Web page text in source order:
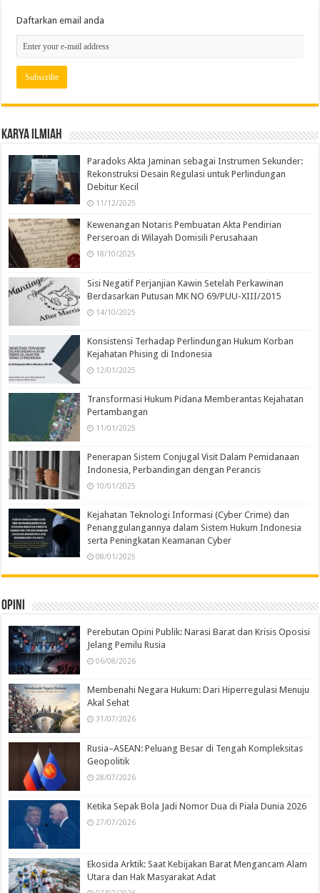
Daftarkan email anda
Karya Ilmiah
Paradoks Akta Jaminan sebagai Instrumen Sekunder:
Rekonstruksi Desain Regulasi untuk Perlindungan
Debitur Kecil
11/12/2025
Kewenangan Notaris Pembuatan Akta Pendirian
Perseroan di Wilayah Domisili Perusahaan
18/10/2025
Sisi Negatif Perjanjian Kawin Setelah Perkawinan
Berdasarkan Putusan MK NO 69/PUU-XIII/2015
14/10/2025
Konsistensi Terhadap Perlindungan Hukum Korban
Kejahatan Phising di Indonesia
12/01/2025
Transformasi Hukum Pidana Memberantas Kejahatan
Pertambangan
11/01/2025
Penerapan Sistem Conjugal Visit Dalam Pemidanaan
Indonesia, Perbandingan dengan Perancis
10/01/2025
Kejahatan Teknologi Informasi (Cyber Crime) dan
Penanggulangannya dalam Sistem Hukum Indonesia
serta Peningkatan Keamanan Cyber
08/01/2025
Opini
Perebutan Opini Publik: Narasi Barat dan Krisis Oposisi
Jelang Pemilu Rusia
06/08/2026
Membenahi Negara Hukum: Dari Hiperregulasi Menuju
Akal Sehat
31/07/2026
Rusia–ASEAN: Peluang Besar di Tengah Kompleksitas
Geopolitik
28/07/2026
Ketika Sepak Bola Jadi Nomor Dua di Piala Dunia 2026
27/07/2026
Ekosida Arktik: Saat Kebijakan Barat Mengancam Alam
Utara dan Hak Masyarakat Adat